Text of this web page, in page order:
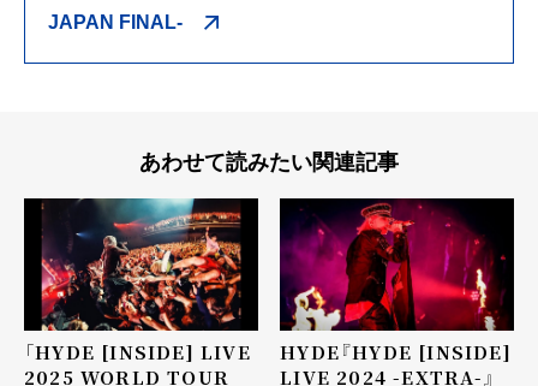
JAPAN FINAL-
あわせて読みたい関連記事
「HYDE [INSIDE] LIVE
2025 WORLD TOUR
HYDE『HYDE [INSIDE]
LIVE 2024 -EXTRA-』